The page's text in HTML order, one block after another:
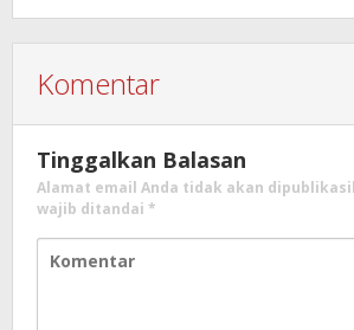
Komentar
Tinggalkan Balasan
Alamat email Anda tidak akan
wajib ditandai *